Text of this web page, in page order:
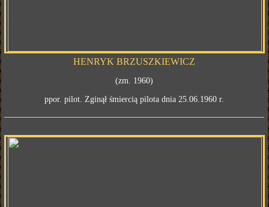
HENRYK BRZUSZKIEWICZ
(zm. 1960)
ppor. pilot. Zginął śmiercią pilota dnia 25.06.1960 r.